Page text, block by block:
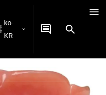
ko-
KR